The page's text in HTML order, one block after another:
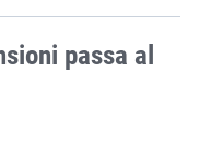
passa al